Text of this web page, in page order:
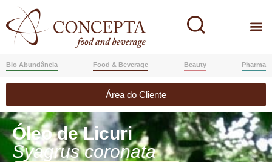
Bio Abundância Food & Beverage Beauty Pharma
Área do Cliente
Óleo de Licuri
Syagrus coronata